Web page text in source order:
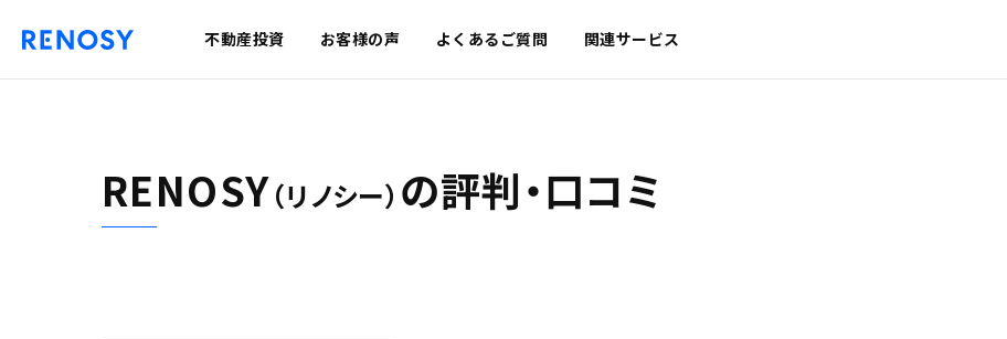
不動産投資 お客様の声 よくあるご質問 関連サービス
RENOSY（リノシー） の評判・口コミ